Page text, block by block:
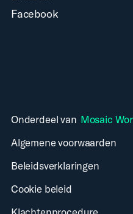
Facebook
Onderdeel van Mosaic
Algemene voorwaarden
Beleidsverklaringen
Cookie beleid